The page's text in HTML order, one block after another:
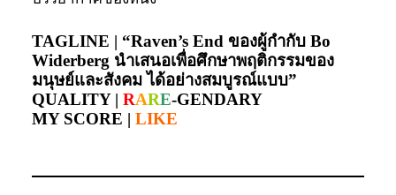
TAGLINE | “Raven’s End ของผู้กำกับ Bo
Widerberg นำเสนอเพื่อศึกษาพฤติกรรมของ
มนุษย์และสังคม ได้อย่างสมบูรณ์แบบ”
QUALITY | RARE-GENDARY
MY SCORE | LIKE